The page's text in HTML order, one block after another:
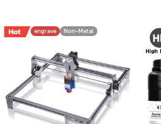
Hot engrave Non-Metal